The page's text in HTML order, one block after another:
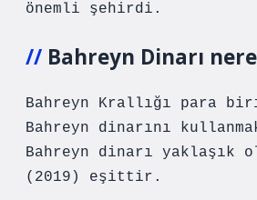
önemli şehirdi.
Bahreyn Dinarı
Bahreyn Krallığı para
Bahreyn dinarını
Bahreyn dinarı yaklaşık
(2019) eşittir.